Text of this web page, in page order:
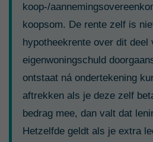
koop-/
koopsom. De rente zelf is
hypotheekrente over dit deel
eigenwoningschuld
ontstaat ná ondertekening
aftrekken als je deze zelf
bedrag mee, dan valt dat
Hetzelfde geldt als je extra